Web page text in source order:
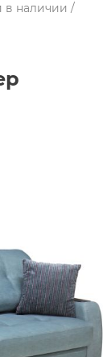
в наличии /